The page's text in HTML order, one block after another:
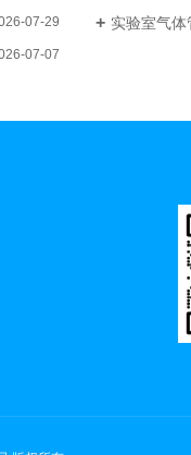
07-29 实验室气
07-07